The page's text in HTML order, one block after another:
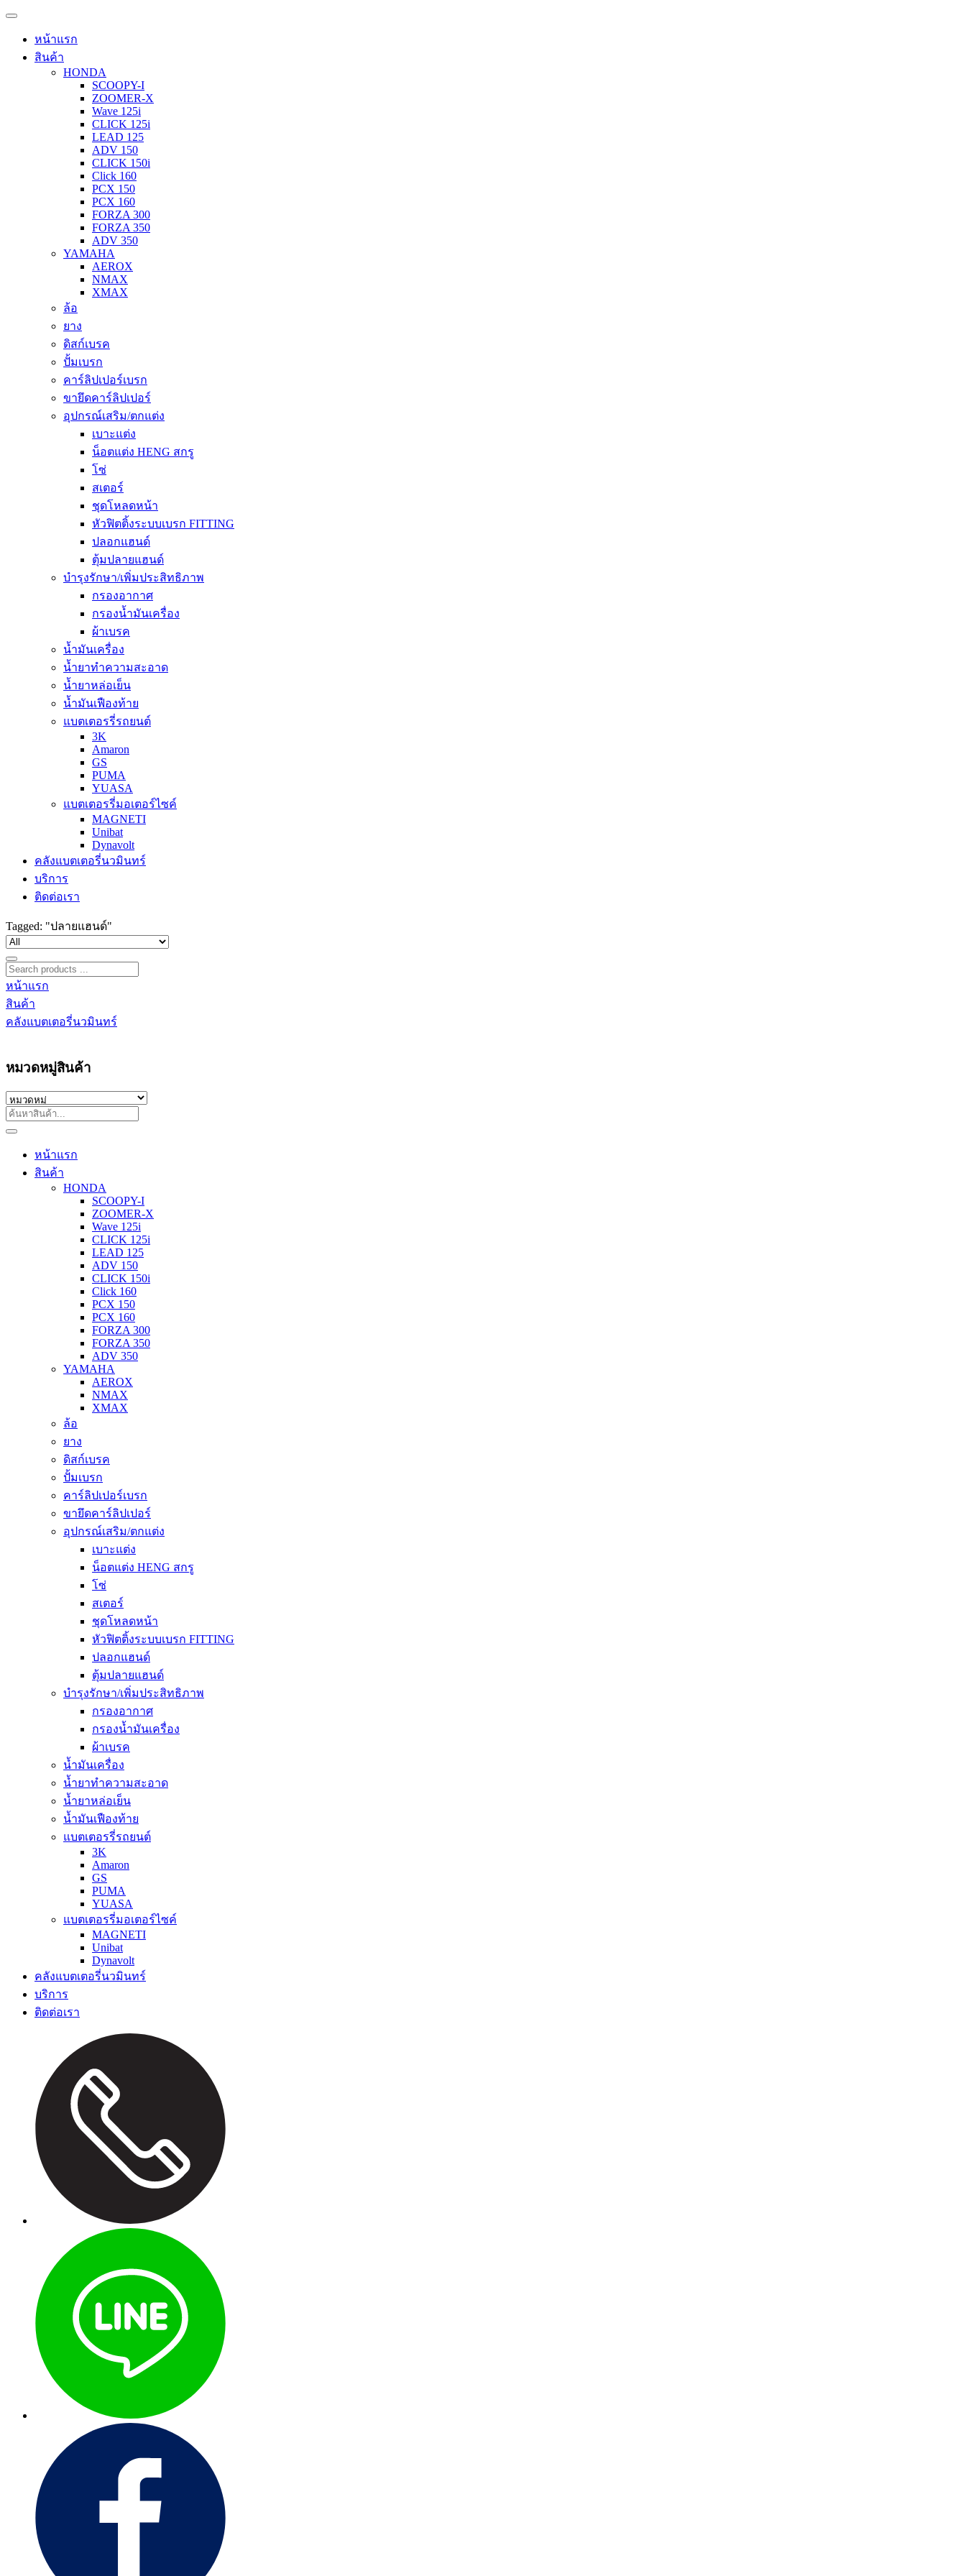
หน้าแรก
สินค้า
HONDA
SCOOPY-I
ZOOMER-X
Wave 125i
CLICK 125i
LEAD 125
ADV 150
CLICK 150i
Click 160
PCX 150
PCX 160
FORZA 300
FORZA 350
ADV 350
YAMAHA
AEROX
NMAX
XMAX
ล้อ
ยาง
ดิสก์เบรค
ปั้มเบรก
คาร์ลิปเปอร์เบรก
ขายึดคาร์ลิปเปอร์
อุปกรณ์เสริม/ตกแต่ง
เบาะแต่ง
น็อตแต่ง HENG สกรู
โซ่
สเตอร์
ชุดโหลดหน้า
หัวฟิตติ้งระบบเบรก FITTING
ปลอกแฮนด์
ตุ้มปลายแฮนด์
บำรุงรักษา/เพิ่มประสิทธิภาพ
กรองอากาศ
กรองน้ำมันเครื่อง
ผ้าเบรค
น้ำมันเครื่อง
น้ำยาทำความสะอาด
น้ำยาหล่อเย็น
น้ำมันเฟืองท้าย
แบตเตอรรี่รถยนต์
3K
Amaron
GS
PUMA
YUASA
แบตเตอรรี่มอเตอร์ไซค์
MAGNETI
Unibat
Dynavolt
คลังแบตเตอรี่นวมินทร์
บริการ
ติดต่อเรา
Tagged: "ปลายแฮนด์"
หน้าแรก
สินค้า
คลังแบตเตอรี่นวมินทร์
หมวดหมู่สินค้า
หน้าแรก
สินค้า
HONDA
SCOOPY-I
ZOOMER-X
Wave 125i
CLICK 125i
LEAD 125
ADV 150
CLICK 150i
Click 160
PCX 150
PCX 160
FORZA 300
FORZA 350
ADV 350
YAMAHA
AEROX
NMAX
XMAX
ล้อ
ยาง
ดิสก์เบรค
ปั้มเบรก
คาร์ลิปเปอร์เบรก
ขายึดคาร์ลิปเปอร์
อุปกรณ์เสริม/ตกแต่ง
เบาะแต่ง
น็อตแต่ง HENG สกรู
โซ่
สเตอร์
ชุดโหลดหน้า
หัวฟิตติ้งระบบเบรก FITTING
ปลอกแฮนด์
ตุ้มปลายแฮนด์
บำรุงรักษา/เพิ่มประสิทธิภาพ
กรองอากาศ
กรองน้ำมันเครื่อง
ผ้าเบรค
น้ำมันเครื่อง
น้ำยาทำความสะอาด
น้ำยาหล่อเย็น
น้ำมันเฟืองท้าย
แบตเตอรรี่รถยนต์
3K
Amaron
GS
PUMA
YUASA
แบตเตอรรี่มอเตอร์ไซค์
MAGNETI
Unibat
Dynavolt
คลังแบตเตอรี่นวมินทร์
บริการ
ติดต่อเรา